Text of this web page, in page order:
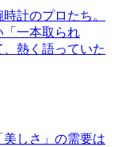
計のプロたち。
「一本取られ
熱く語っていた
しさ」の需要は